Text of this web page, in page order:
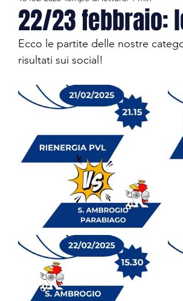
22/23 febbraio:
Ecco le partite delle nostre
risultati sui social!